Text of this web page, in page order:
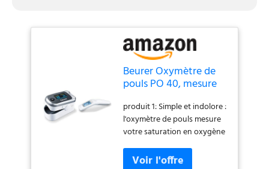
numérique de la
température: Technique de
mesure sans contact avec
l'infrarouge pour une
mesure rapide de la
température produit 2:
Mesure hygiénique : La
mesure avec le FT 90 est
hygiénique car,
contrairement au
thermomètre auriculaire, elle
est mesurée sur le front sans
Beurer Oxymètre de
pouls PO 40, mesure
oxygène (SpO₂), de la
fréquence cardiaque
(pouls) et de l'indice
de perfusion &
Thermomètre clinique
produit 1: Simple et indolore :
l'oxymètre de pouls mesure
votre saturation en oxygène
(SpO2), votre fréquence
cardiaque (fréquence du